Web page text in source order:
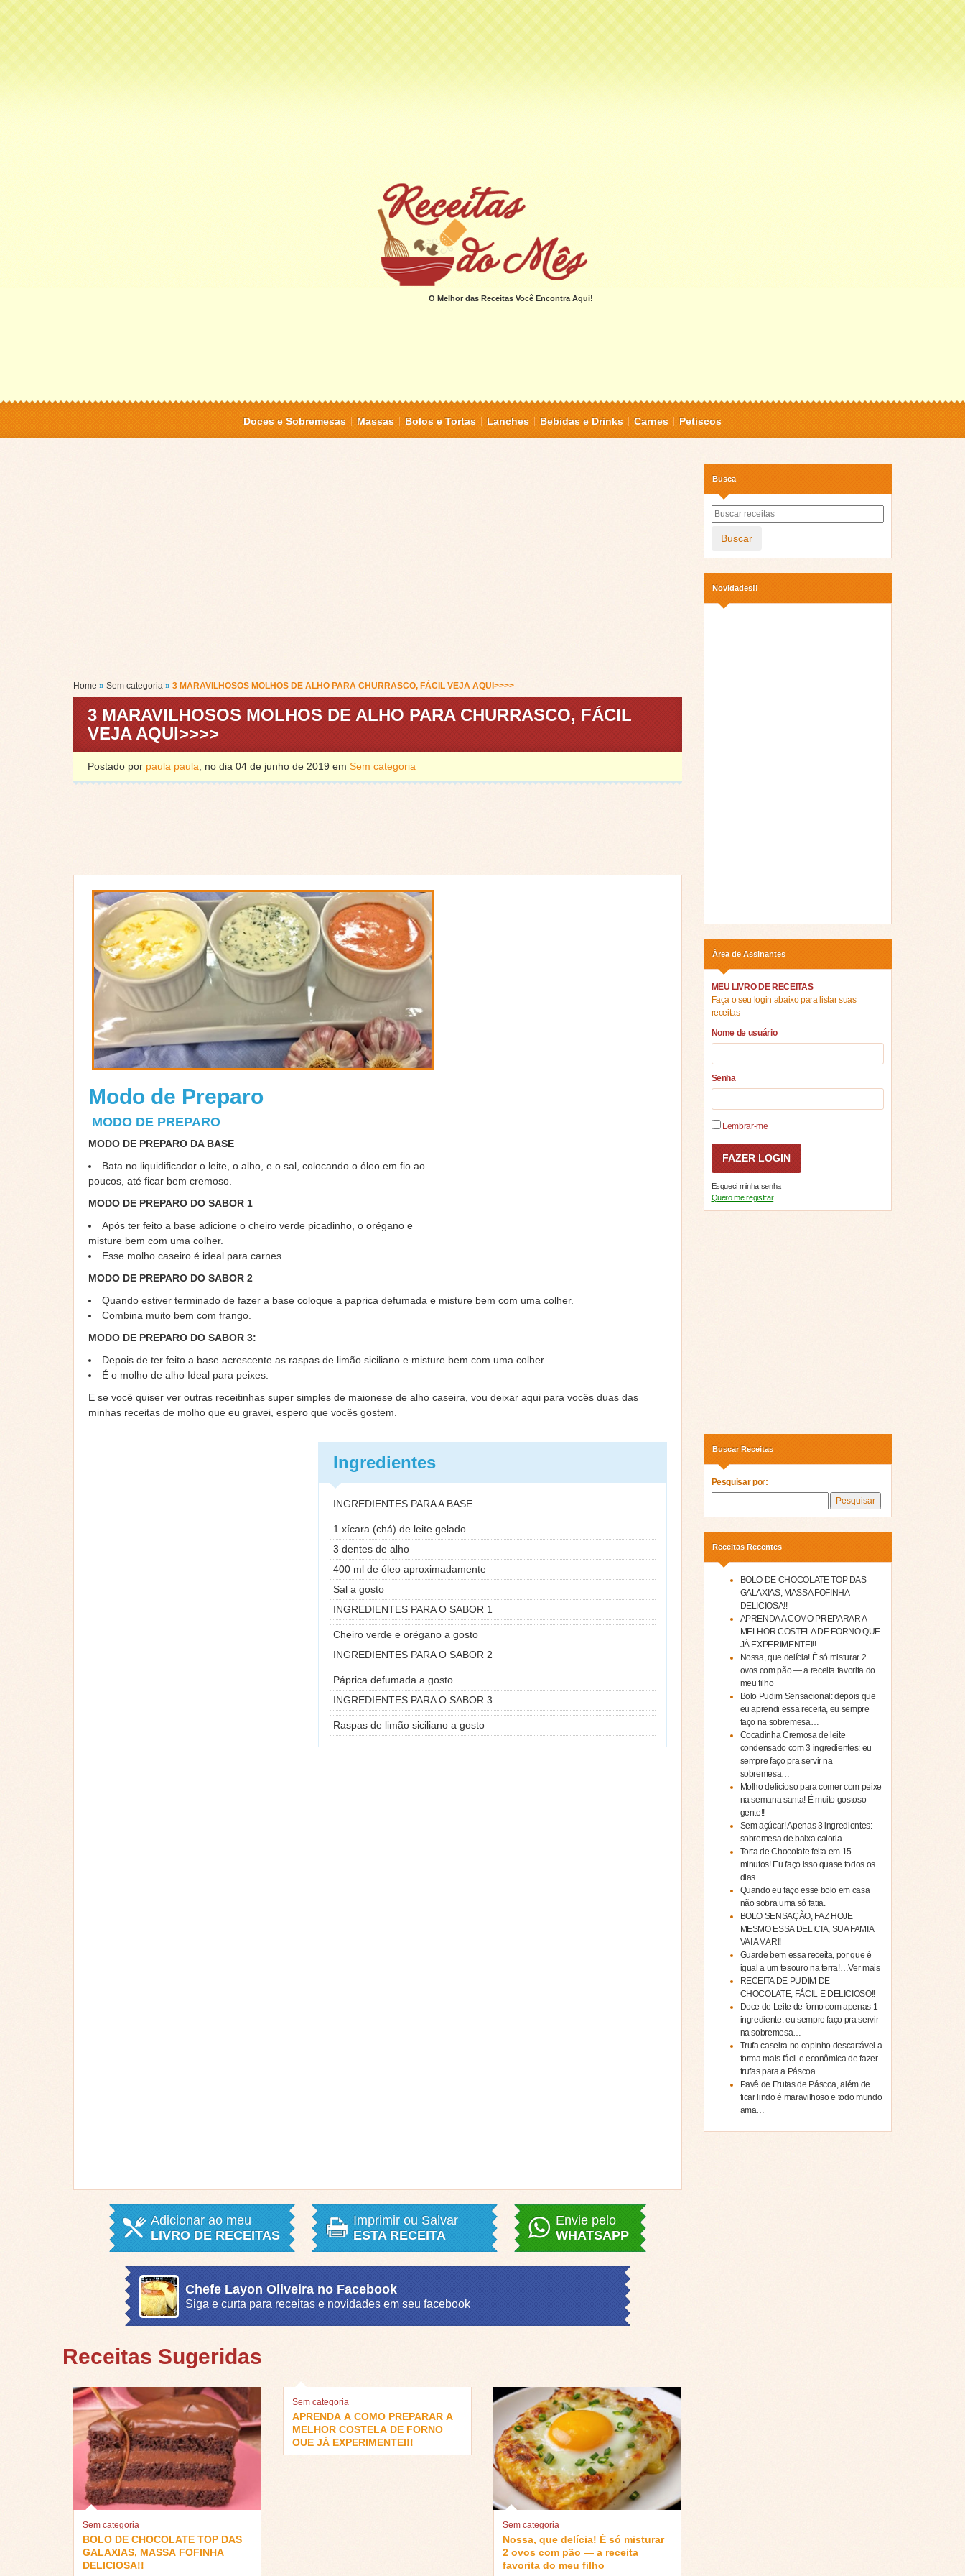
O Melhor das Receitas Você Encontra Aqui!
Doces e Sobremesas Massas Bolos e Tortas Lanches Bebidas e Drinks Carnes Petiscos
Home » Sem categoria » 3 MARAVILHOSOS MOLHOS DE ALHO PARA CHURRASCO, FÁCIL VEJA AQUI>>>>
3 MARAVILHOSOS MOLHOS DE ALHO PARA CHURRASCO, FÁCIL
VEJA AQUI>>>>
Postado por paula paula, no dia 04 de junho de 2019 em Sem categoria
Modo de Preparo
MODO DE PREPARO
MODO DE PREPARO DA BASE
Bata no liquidificador o leite, o alho, e o sal, colocando o óleo em fio ao
poucos, até ficar bem cremoso.
MODO DE PREPARO DO SABOR 1
Após ter feito a base adicione o cheiro verde picadinho, o orégano e
misture bem com uma colher.
Esse molho caseiro é ideal para carnes.
MODO DE PREPARO DO SABOR 2
Quando estiver terminado de fazer a base coloque a paprica defumada e misture bem com uma colher.
Combina muito bem com frango.
MODO DE PREPARO DO SABOR 3:
Depois de ter feito a base acrescente as raspas de limão siciliano e misture bem com uma colher.
É o molho de alho Ideal para peixes.
E se você quiser ver outras receitinhas super simples de maionese de alho caseira, vou deixar aqui para vocês duas das
minhas receitas de molho que eu gravei, espero que vocês gostem.
Ingredientes
INGREDIENTES PARA A BASE
1 xícara (chá) de leite gelado
3 dentes de alho
400 ml de óleo aproximadamente
Sal a gosto
INGREDIENTES PARA O SABOR 1
Cheiro verde e orégano a gosto
INGREDIENTES PARA O SABOR 2
Páprica defumada a gosto
INGREDIENTES PARA O SABOR 3
Raspas de limão siciliano a gosto
Adicionar ao meu
LIVRO DE RECEITAS
Imprimir ou Salvar
ESTA RECEITA
Envie pelo
WHATSAPP
Chefe Layon Oliveira no Facebook
Siga e curta para receitas e novidades em seu facebook
Receitas Sugeridas
Sem categoria
BOLO DE CHOCOLATE TOP DAS
GALAXIAS, MASSA FOFINHA
DELICIOSA!!
Sem categoria
APRENDA A COMO PREPARAR A
MELHOR COSTELA DE FORNO
QUE JÁ EXPERIMENTEI!!
Sem categoria
Nossa, que delícia! É só misturar
2 ovos com pão — a receita
favorita do meu filho
Busca
Buscar
Novidades!!
Área de Assinantes
MEU LIVRO DE RECEITAS
Faça o seu login abaixo para listar suas
receitas
Nome de usuário
Senha
Lembrar-me
Esqueci minha senha
Quero me registrar
Buscar Receitas
Pesquisar por:
Receitas Recentes
BOLO DE CHOCOLATE TOP DAS
GALAXIAS, MASSA FOFINHA
DELICIOSA!!
APRENDA A COMO PREPARAR A
MELHOR COSTELA DE FORNO QUE
JÁ EXPERIMENTEI!!
Nossa, que delícia! É só misturar 2
ovos com pão — a receita favorita do
meu filho
Bolo Pudim Sensacional: depois que
eu aprendi essa receita, eu sempre
faço na sobremesa…
Cocadinha Cremosa de leite
condensado com 3 ingredientes: eu
sempre faço pra servir na
sobremesa…
Molho delicioso para comer com peixe
na semana santa! É muito gostoso
gente!!
Sem açúcar! Apenas 3 ingredientes:
sobremesa de baixa caloria
Torta de Chocolate feita em 15
minutos! Eu faço isso quase todos os
dias
Quando eu faço esse bolo em casa
não sobra uma só fatia.
BOLO SENSAÇÃO, FAZ HOJE
MESMO ESSA DELICIA, SUA FAMIA
VAI AMAR!!
Guarde bem essa receita, por que é
igual a um tesouro na terra!…Ver mais
RECEITA DE PUDIM DE
CHOCOLATE, FÁCIL E DELICIOSO!!
Doce de Leite de forno com apenas 1
ingrediente: eu sempre faço pra servir
na sobremesa…
Trufa caseira no copinho descartável a
forma mais fácil e econômica de fazer
trufas para a Páscoa
Pavê de Frutas de Páscoa, além de
ficar lindo é maravilhoso e todo mundo
ama…